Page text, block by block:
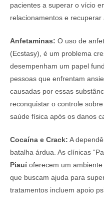
pacientes a superar o vício
relacionamentos e recuperar
Anfetaminas: O uso de
(Ecstasy), é um problema
desempenham um papel
pessoas que enfrentam
causadas por essas
reconquistar o controle
saúde física após os danos
Cocaína e Crack: A
batalha árdua. As clínicas
Piauíoferecem um
que buscam ajuda para
tratamentos incluem apoio